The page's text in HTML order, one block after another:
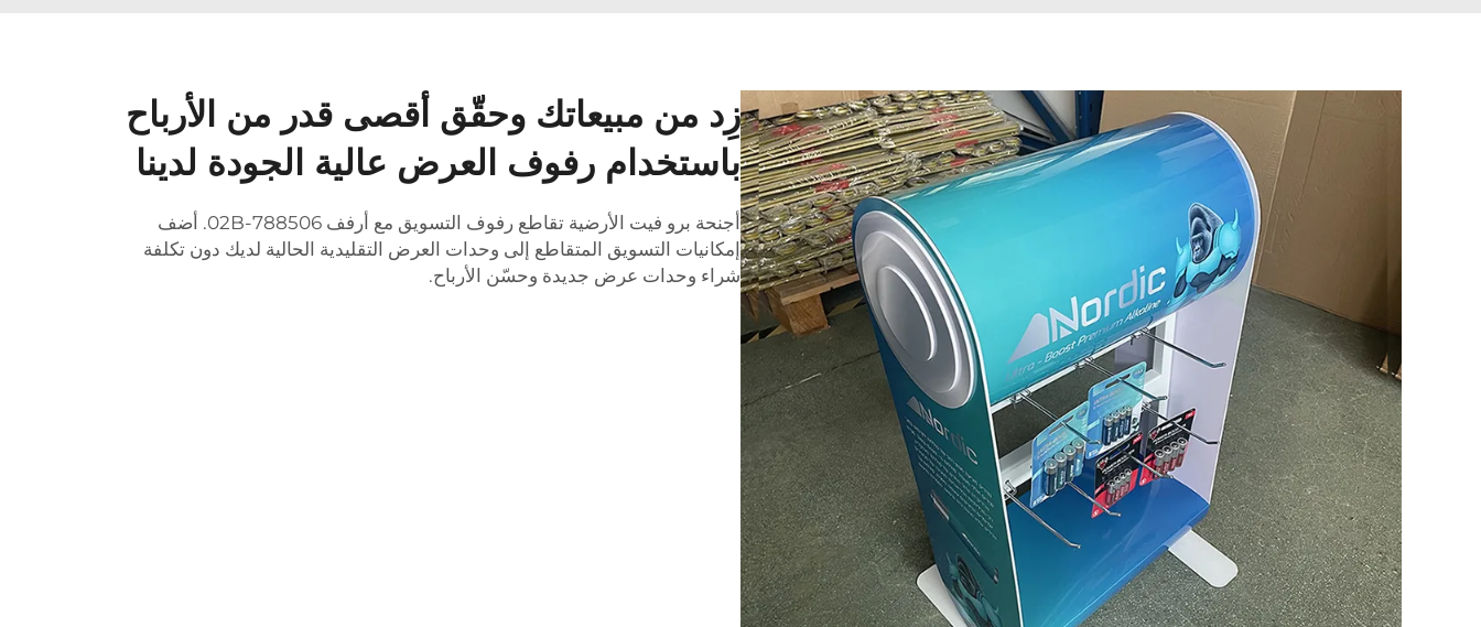
زِد من مبيعاتك وحقّق أقصى قدر من الأرباح
باستخدام رفوف العرض عالية الجودة لدينا
أجنحة برو فيت الأرضية تقاطع رفوف التسويق مع أرفف 788506-02B. أضف
إمكانيات التسويق المتقاطع إلى وحدات العرض التقليدية الحالية لديك دون تكلفة
شراء وحدات عرض جديدة وحسّن الأرباح.